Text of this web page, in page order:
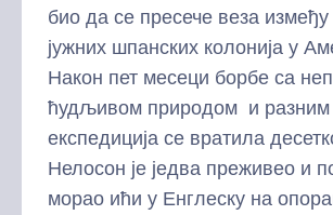
био да се пресече веза
јужних шпанских колонија у
Након пет месеци борбе са
ћудљивом природом и разним
експедиција се вратила
Нелосон је једва преживео и
морао ићи у Енглеску на